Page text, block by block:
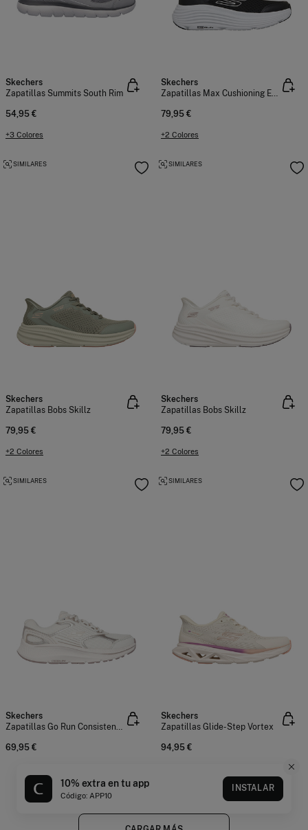
Skechers
Zapatillas Summits South Rim
54,95 €
+3 Colores
Skechers
Zapatillas Max Cushioning End
79,95 €
+2 Colores
SIMILARES
Skechers
Zapatillas Bobs Skillz
79,95 €
+2 Colores
SIMILARES
Skechers
Zapatillas Bobs Skillz
79,95 €
+2 Colores
SIMILARES
Skechers
Zapatillas Go Run Consistent 2.0
69,95 €
SIMILARES
Skechers
Zapatillas Glide-Step Vortex
94,95 €
Has visto 60 de
10% extra en tu app
Código: APP10
INSTALAR